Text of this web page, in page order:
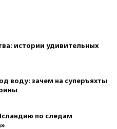
истории удивительных
воду: зачем на суперъяхты
по следам